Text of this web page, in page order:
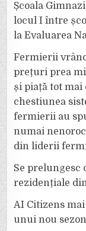
Școala
locul I între
la Evaluarea
Fermierii
prețuri prea
și piață tot mai
chestiunea
fermierii au
numai
din liderii
Se
rezidențiale
AI Citizens
unui nou